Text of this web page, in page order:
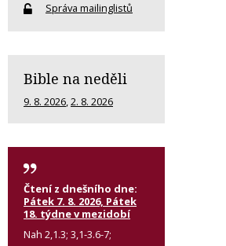
Správa mailinglistů
Bible na neděli
9. 8. 2026,2. 8. 2026
Čtení z dnešního dne:
Pátek 7. 8. 2026, Pátek
18. týdne v mezidobí
Nah 2,1.3; 3,1-3.6-7;